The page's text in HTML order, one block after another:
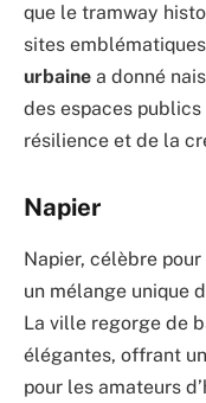
que le tramway
sites
urbaine a donné
des espaces
résilience et de la
Napier
Napier, célèbre pour
un mélange unique
La ville regorge de
élégantes, offrant
pour les amateurs